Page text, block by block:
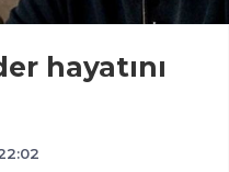
hayatını